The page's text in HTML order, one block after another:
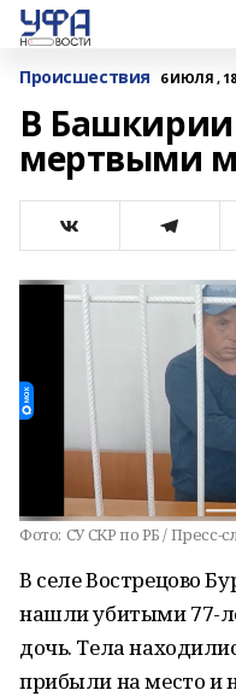
Происшествия 6 ИЮЛЯ ,
В
мертвыми
Фото: СУ СКР по РБ / Пресс-
В селе Вострецово
нашли убитыми 77-
дочь. Тела
прибыли на место и